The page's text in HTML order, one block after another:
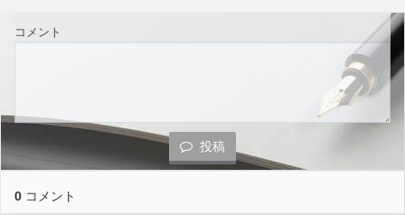
コメント
投稿
0 コメント